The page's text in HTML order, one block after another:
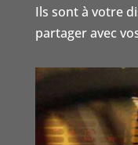
Ils sont à votre
partager avec